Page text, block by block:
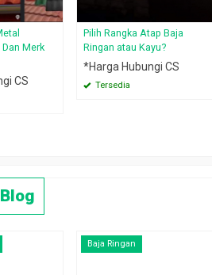
Merk
CS
Pilih Rangka Atap Baja
Ringan atau Kayu?
*Harga Hubungi CS
Tersedia
Baja Ringan